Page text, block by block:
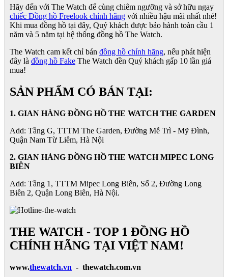
Hãy đến với The Watch để cùng chiêm ngưỡng và sở hữu ngay
chiếc Đồng hồ Freelook chính hãng với nhiều hậu mãi nhất nhé!
Khi mua đồng hồ tại đây, Quý khách được bảo hành toàn cầu 1
năm và 5 năm tại hệ thống đồng hồ The Watch.
The Watch cam kết chỉ bán đồng hồ chính hãng, nếu phát hiện
đây là đồng hồ Fake The Watch đền Quý khách gấp 10 lần giá
mua!
SẢN PHẨM CÓ BÁN TẠI:
1. GIAN HÀNG ĐỒNG HỒ THE WATCH THE GARDEN
Add: Tầng G, TTTM The Garden, Đường Mễ Trì - Mỹ Đình,
Quận Nam Từ Liêm, Hà Nội
2. GIAN HÀNG ĐỒNG HỒ THE WATCHMIPEC LONG
BIÊN
Add: Tầng 1, TTTM Mipec Long Biên, Số 2, Đường Long
Biên 2, Quận Long Biên, Hà Nội.
THE WATCH - TOP 1 ĐỒNG HỒ
CHÍNH HÃNG TẠI VIỆT NAM!
www.thewatch.vn - thewatch.com.vn